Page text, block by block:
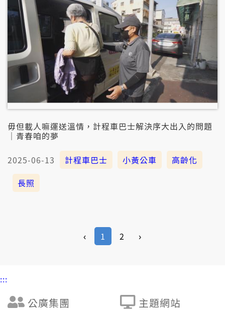
毋但載人嘛運送溫情，計程車巴士解決序大出入的問題
｜青春咱的夢
2025-06-13 計程車巴士 小黃公車
高齡化
長照
‹ 1 2 ›
:::
公廣集團 主題網站